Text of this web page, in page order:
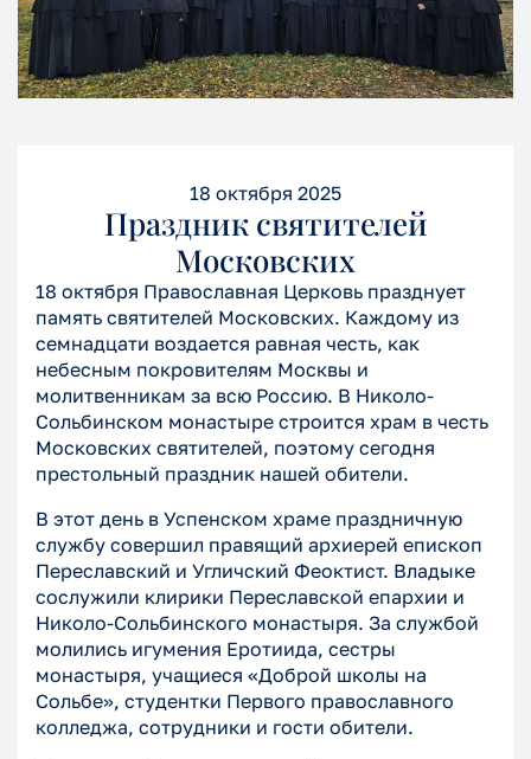
18 октября 2025
Праздник святителей
Московских
18 октября Православная Церковь празднует
память святителей Московских. Каждому из
семнадцати воздается равная честь, как
небесным покровителям Москвы и
молитвенникам за всю Россию. В Николо-
Сольбинском монастыре строится храм в честь
Московских святителей, поэтому сегодня
престольный праздник нашей обители.
В этот день в Успенском храме праздничную
службу совершил правящий архиерей епископ
Переславский и Угличский Феоктист. Владыке
сослужили клирики Переславской епархии и
Николо-Сольбинского монастыря. За службой
молились игумения Еротиида, сестры
монастыря, учащиеся «Доброй школы на
Сольбе», студентки Первого православного
колледжа, сотрудники и гости обители.